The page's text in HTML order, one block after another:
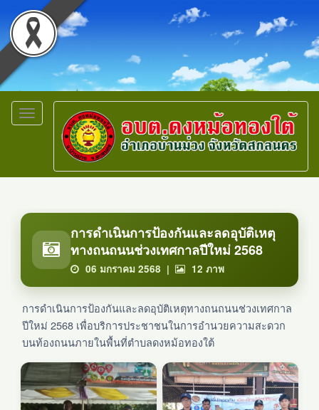
Toggle
navigation
การดำเนินการป้องกันและลดอุบัติเหตุ
ทางถนถนนช่วงเทศกาลปีใหม่ 2568
06 มกราคม 2568 | 12 ภาพ
การดำเนินการป้องกันและลดอุบัติเหตุทางถนถนนช่วงเทศกาล
ปีใหม่ 2568 เพื่อบริการประชาชนในการอำนวยความสะดวก
บนท้องถนนภายในพื้นที่ตำบลดงหม้อทองใต้